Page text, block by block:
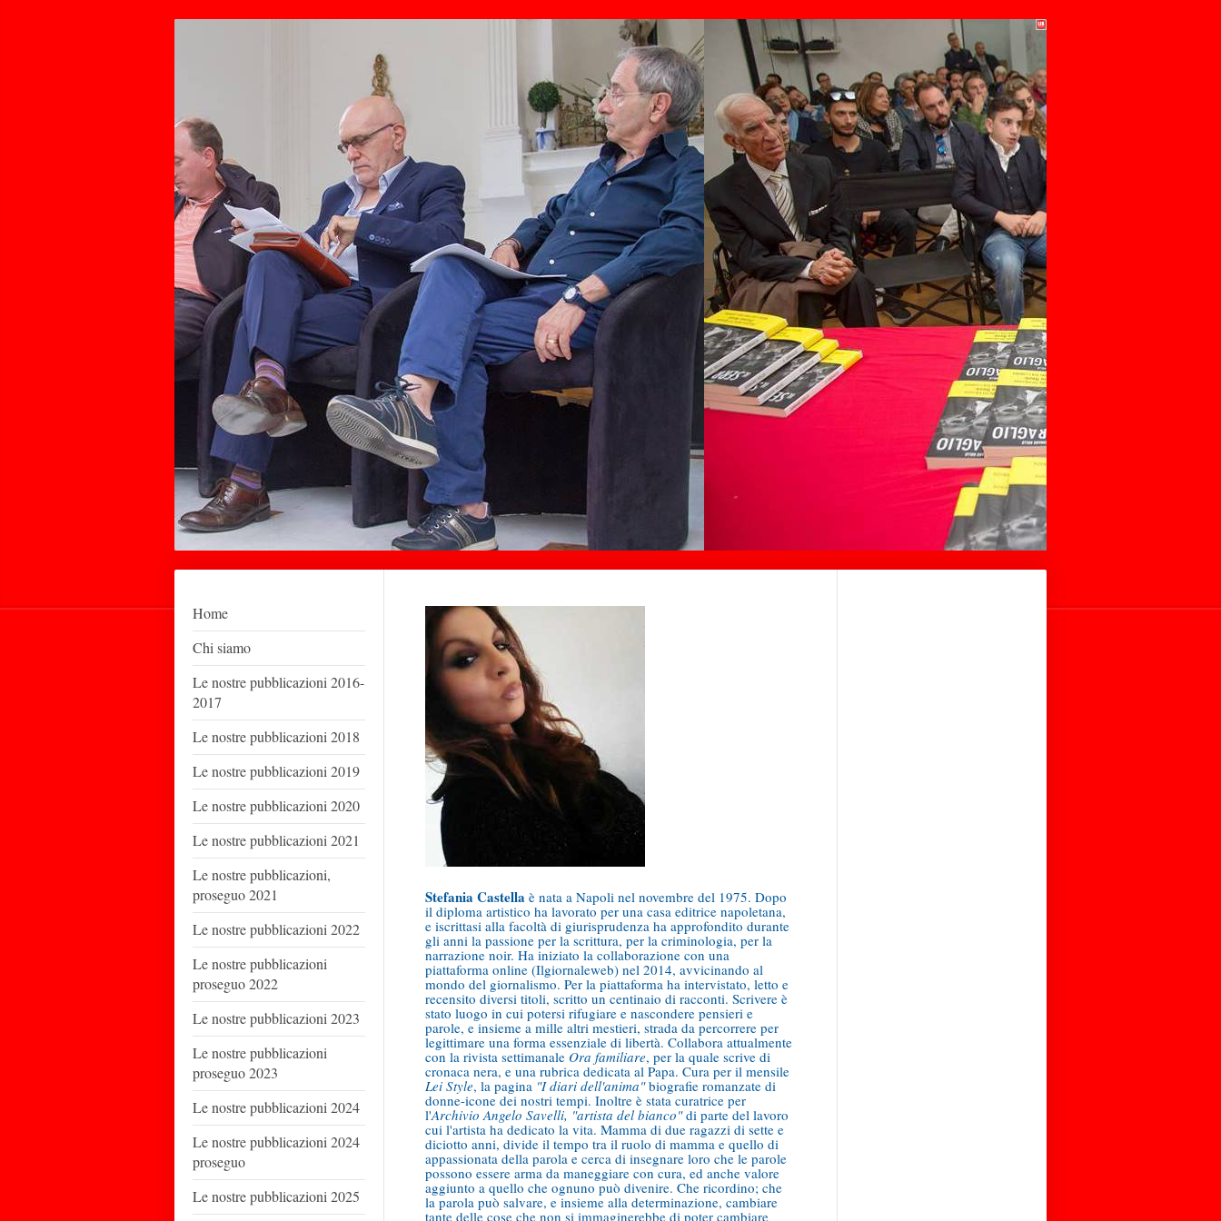
Home
Chi siamo
Le nostre pubblicazioni 2016-
2017
Le nostre pubblicazioni 2018
Le nostre pubblicazioni 2019
Le nostre pubblicazioni 2020
Le nostre pubblicazioni 2021
Le nostre pubblicazioni,
proseguo 2021
Le nostre pubblicazioni 2022
Le nostre pubblicazioni
proseguo 2022
Le nostre pubblicazioni 2023
Le nostre pubblicazioni
proseguo 2023
Le nostre pubblicazioni 2024
Le nostre pubblicazioni 2024
proseguo
Le nostre pubblicazioni 2025
Stefania Castella è nata a Napoli nel novembre del 1975. Dopo
il diploma artistico ha lavorato per una casa editrice napoletana,
e iscrittasi alla facoltà di giurisprudenza ha approfondito durante
gli anni la passione per la scrittura, per la criminologia, per la
narrazione noir. Ha iniziato la collaborazione con una
piattaforma online (Ilgiornaleweb) nel 2014, avvicinando al
mondo del giornalismo. Per la piattaforma ha intervistato, letto e
recensito diversi titoli, scritto un centinaio di racconti. Scrivere è
stato luogo in cui potersi rifugiare e nascondere pensieri e
parole, e insieme a mille altri mestieri, strada da percorrere per
legittimare una forma essenziale di libertà. Collabora attualmente
con la rivista settimanale Ora familiare, per la quale scrive di
cronaca nera, e una rubrica dedicata al Papa. Cura per il mensile
Lei Style, la pagina "I diari dell'anima"biografie romanzate di
donne-icone dei nostri tempi. Inoltre è stata curatrice per
l'Archivio Angelo Savelli, "artista del bianco"di parte del lavoro
cui l'artista ha dedicato la vita. Mamma di due ragazzi di sette e
diciotto anni, divide il tempo tra il ruolo di mamma e quello di
appassionata della parola e cerca di insegnare loro che le parole
possono essere arma da maneggiare con cura, ed anche valore
aggiunto a quello che ognuno può divenire. Che ricordino; che
la parola può salvare, e insieme alla determinazione, cambiare
tante delle cose che non si immaginerebbe di poter cambiare